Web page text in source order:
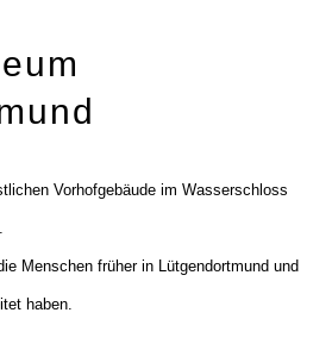
Vorhofgebäude im Wasserschloss
Menschen früher in Lütgendortmund und
haben.